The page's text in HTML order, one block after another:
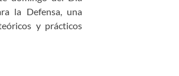
la Defensa, una
y prácticos